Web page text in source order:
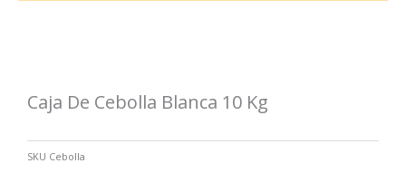
Caja De Cebolla Blanca 10 Kg
SKU Cebolla